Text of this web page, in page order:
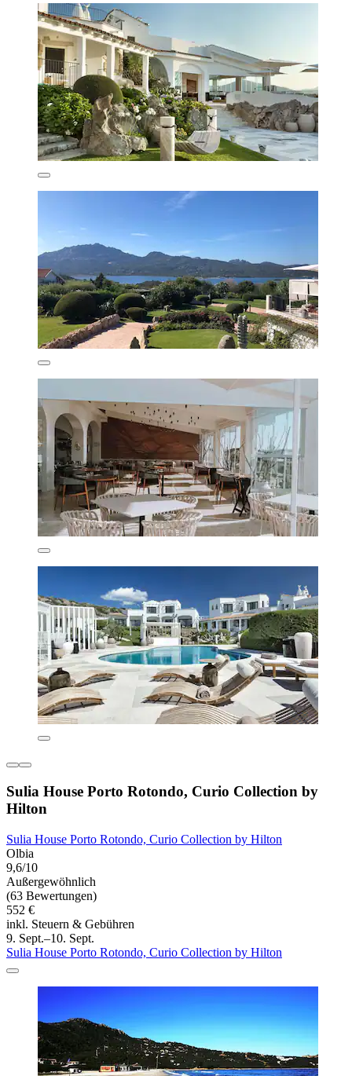
Sulia House Porto Rotondo, Curio Collection by
Hilton
Sulia House Porto Rotondo, Curio Collection by Hilton
Olbia
9,6/10
Außergewöhnlich
(63 Bewertungen)
552 €
inkl. Steuern & Gebühren
9. Sept.–10. Sept.
Sulia House Porto Rotondo, Curio Collection by Hilton